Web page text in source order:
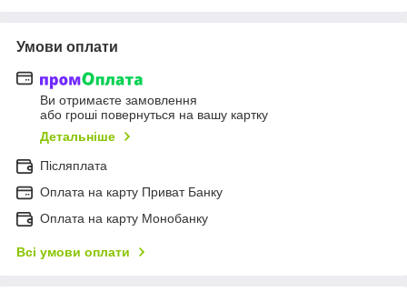
Умови оплати
Ви отримаєте замовлення
або гроші повернуться на вашу картку
Детальніше
Післяплата
Оплата на карту Приват Банку
Оплата на карту Монобанку
Всі умови оплати